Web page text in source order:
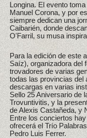
Longina. El evento
Manuel Corona, y por
siempre dedican una
Caibarién, donde
O'Farril, su musa
Para la edición de este
Saíz), organizadora del
trovadores de varias
todas las provincias del
descargas en varias
Sello 25 Aniversario de
Trovuntivitis, y la
de Alexis Castañeda, y
Entre los conciertos
ofrecerá el Trío
Pedro Luis Ferrer.